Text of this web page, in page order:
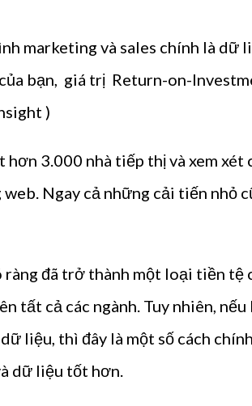
marketing và sales chính là dữ
bạn, giá trị Return-on-
)
hơn 3.000 nhà tiếp thị và xem xét
Ngay cả những cải tiến nhỏ
ràng đã trở thành một loại tiền tệ
tất cả các ngành. Tuy nhiên,
liệu, thì đây là một số cách
dữ liệu tốt hơn.